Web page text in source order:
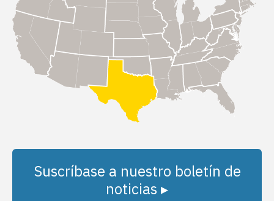
Suscríbase a nuestro boletín de
noticias ▸